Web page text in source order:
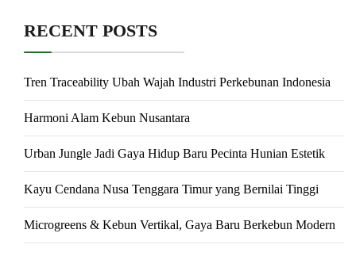
RECENT POSTS
Tren Traceability Ubah Wajah Industri Perkebunan Indonesia
Harmoni Alam Kebun Nusantara
Urban Jungle Jadi Gaya Hidup Baru Pecinta Hunian Estetik
Kayu Cendana Nusa Tenggara Timur yang Bernilai Tinggi
Microgreens & Kebun Vertikal, Gaya Baru Berkebun Modern